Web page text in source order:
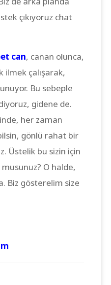
çıkıyoruz chat
can, canan olunca,
ilmek çalışarak,
Bu sebeple
gidene de.
her zaman
gönlü rahat bir
Üstelik bu sizin için
O halde,
Biz gösterelim size